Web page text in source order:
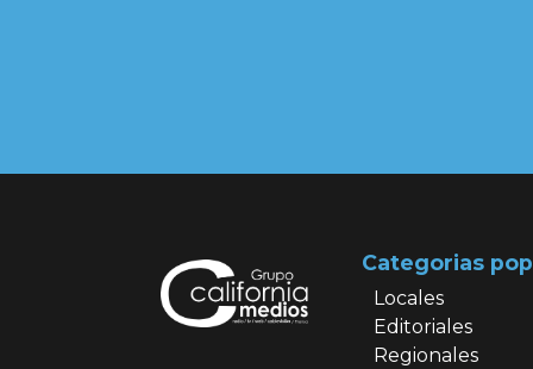
Categorias
Locales
Editoriales
Regionales